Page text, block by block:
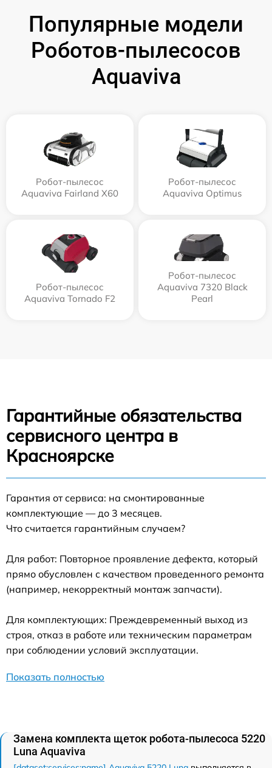
Популярные модели
Роботов-пылесосов
Aquaviva
Робот-пылесос
Aquaviva Fairland X60
Робот-пылесос
Aquaviva Optimus
Робот-пылесос
Aquaviva Tornado F2
Робот-пылесос
Aquaviva 7320 Black
Pearl
Гарантийные обязательства
сервисного центра в
Красноярске
Гарантия от сервиса: на смонтированные
комплектующие — до 3 месяцев.
Что считается гарантийным случаем?
Для работ: Повторное проявление дефекта, который
прямо обусловлен с качеством проведенного ремонта
(например, некорректный монтаж запчасти).
Для комплектующих: Преждевременный выход из
строя, отказ в работе или техническим параметрам
при соблюдении условий эксплуатации.
Показать полностью
Замена комплекта щеток робота-пылесоса 5220
Luna Aquaviva